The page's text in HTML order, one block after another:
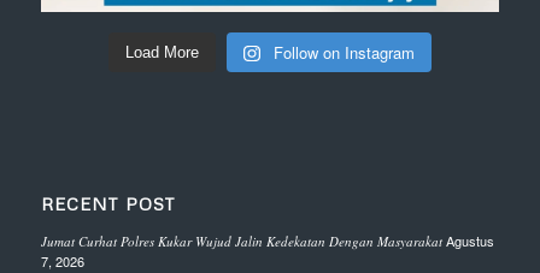
Load More Follow on Instagram
RECENT POST
Jumat Curhat Polres Kukar Wujud Jalin Kedekatan Dengan Masyarakat Agustus
7, 2026